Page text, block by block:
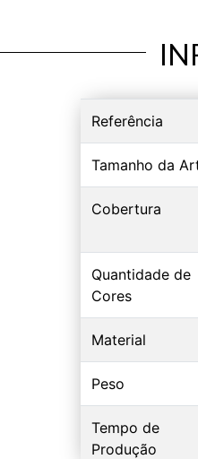
Referência
Tamanho da
Cobertura
Quantidade de
Cores
Material
Peso
Tempo de
Produção